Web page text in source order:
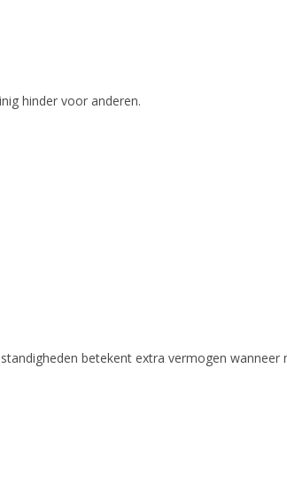
hinder voor anderen.
betekent extra vermogen wanneer